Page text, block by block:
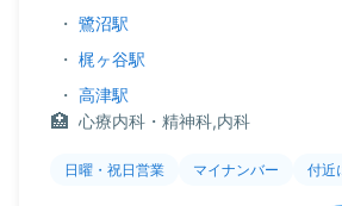
・ 鷺沼駅
・ 梶ヶ谷駅
・ 高津駅
心療内科・精神科,内科
日曜・祝日営業 マイナンバー 付近